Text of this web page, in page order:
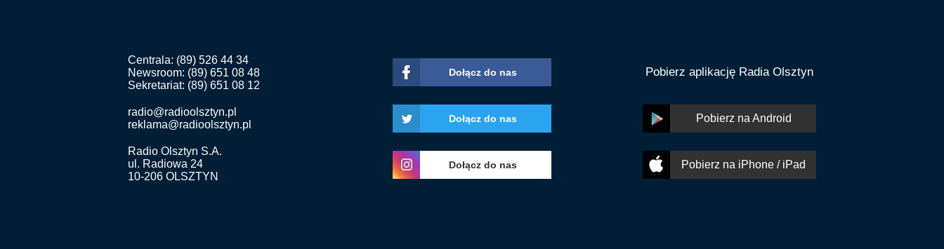
Centrala: (89) 526 44 34
Newsroom: (89) 651 08 48
Sekretariat: (89) 651 08 12
radio@radioolsztyn.pl
reklama@radioolsztyn.pl
Radio Olsztyn S.A.
ul. Radiowa 24
10-206 OLSZTYN
Dołącz do nas
Dołącz do nas
Dołącz do nas
Pobierz aplikację Radia Olsztyn
Pobierz na Android
Pobierz na iPhone / iPad